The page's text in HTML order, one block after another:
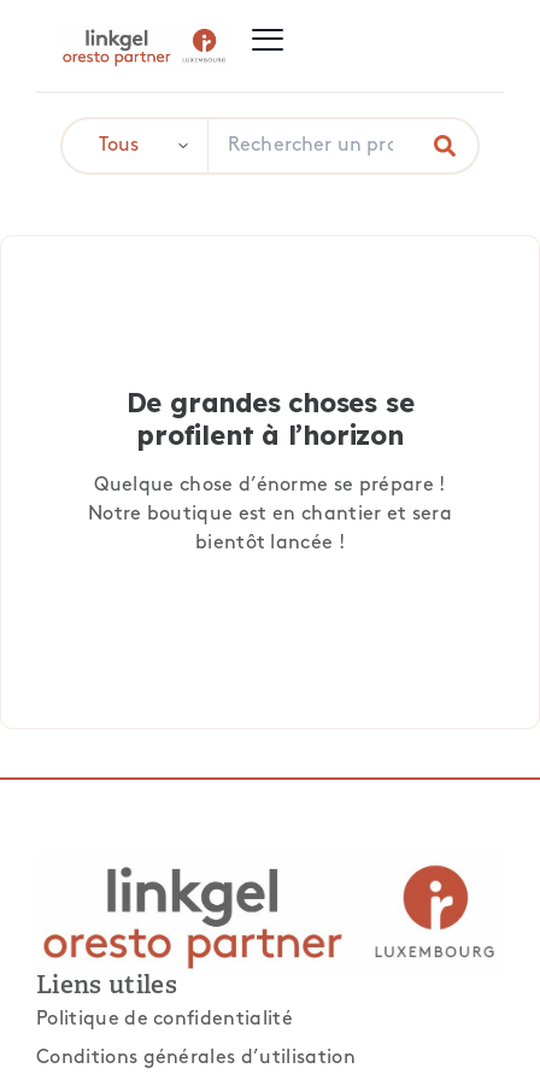
De grandes choses se
profilent à l’horizon
Quelque chose d’énorme se prépare !
Notre boutique est en chantier et sera
bientôt lancée !
Liens utiles
Politique de confidentialité
Conditions générales d’utilisation